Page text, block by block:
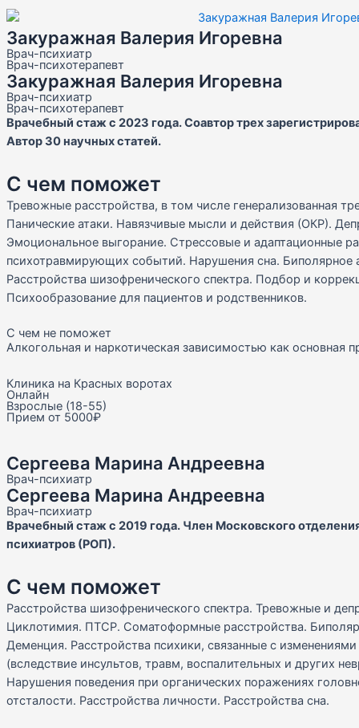
Закуражная Валерия Игоревна
Врач-психиатр
Врач-психотерапевт
Закуражная Валерия Игоревна
Врач-психиатр
Врач-психотерапевт
Врачебный стаж с 2023 года. Соавтор трех
Автор 30 научных статей.
С чем поможет
Тревожные расстройства, в том числе генерализованная
Панические атаки. Навязчивые мысли и действия (ОКР).
Эмоциональное выгорание. Стрессовые и адаптационные
психотравмирующих событий. Нарушения сна. Биполярное
Расстройства шизофренического спектра. Подбор и
Психообразование для пациентов и родственников.
С чем не поможет
Алкогольная и наркотическая зависимостью как основная
Клиника на Красных воротах
Онлайн
Взрослые (18-55)
Прием от 5000₽
Сергеева Марина Андреевна
Врач-психиатр
Сергеева Марина Андреевна
Врач-психиатр
Врачебный стаж с 2019 года. Член Московского
психиатров (РОП).
С чем поможет
Расстройства шизофренического спектра. Тревожные и
Циклотимия. ПТСР. Соматоформные расстройства.
Деменция. Расстройства психики, связанные с
(вследствие инсультов, травм, воспалительных и других
Нарушения поведения при органических поражениях
отсталости. Расстройства личности. Расстройства сна.